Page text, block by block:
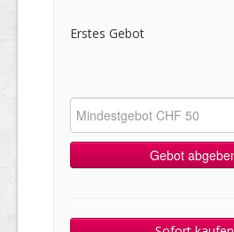
Erstes Gebot